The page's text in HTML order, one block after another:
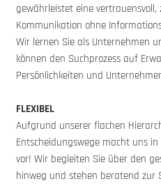
gewährleistet eine
Kommunikation ohne
Wir lernen Sie als Unternehmen
können den Suchprozess auf
Persönlichkeiten und
FLEXIBEL
Aufgrund unserer flachen
Entscheidungswege macht uns
vor! Wir begleiten Sie über den
hinweg und stehen beratend zur